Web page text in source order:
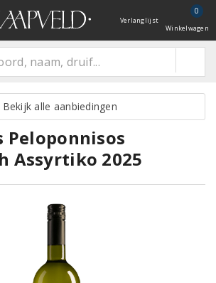
Verlanglijst
0
Winkelwagen
Bekijk alle aanbiedingen
Peloponnisos
Assyrtiko 2025